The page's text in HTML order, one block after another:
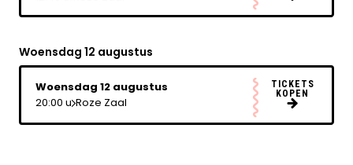
Woensdag 12 augustus
Woensdag 12 augustus
20:00 u Roze Zaal
TICKETS
KOPEN